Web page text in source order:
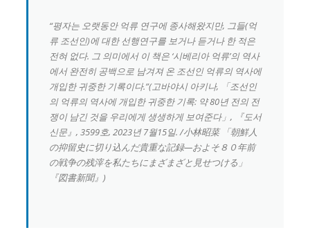
“평자는 오랫동안 억류 연구에 종사해왔지만, 그들(억
류 조선인)에 대한 선행연구를 보거나 듣거나 한 적은
전혀 없다. 그 의미에서 이 책은 ‘시베리아 억류’의 역사
에서 완전히 공백으로 남겨져 온 조선인 억류의 역사에
개입한 귀중한 기록이다.”(고바야시 아키나, 「조선인
의 억류의 역사에 개입한 귀중한 기록: 약 80년 전의 전
쟁이 남긴 것을 우리에게 생생하게 보여준다」, 『도서
신문』, 3599호, 2023년 7월15일. /小林昭菜 「朝鮮人
の抑留史に切り込んだ貴重な記録―およそ８０年前
の戦争の残滓を私たちにまざまざと見せつける」
『図書新聞』)